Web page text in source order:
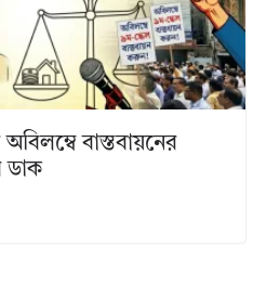
বাস্তবায়নের
ডাক